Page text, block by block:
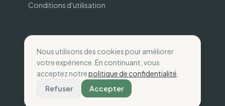
Nous utilisons des cookies pour améliorer
votre expérience. En continuant, vous
acceptez notrepolitique de confidentialité
Refuser
Accepter
Conditions d'utilisation
2026 The Wise Compass.Consommez selon
vos valeurs.
Fait avec💚en France